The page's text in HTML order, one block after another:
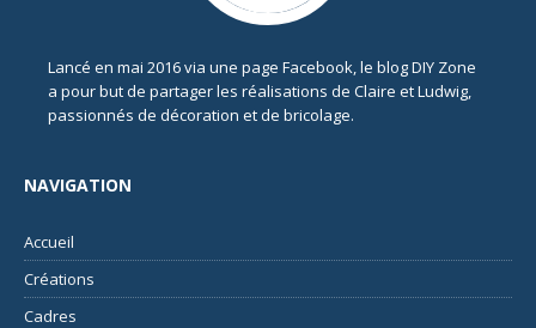
Lancé en mai 2016 via une page Facebook, le blog DIY Zone
a pour but de partager les réalisations de Claire et Ludwig,
passionnés de décoration et de bricolage.
NAVIGATION
Accueil
Créations
Cadres